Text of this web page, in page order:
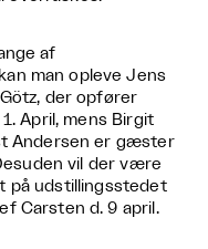
af
man opleve Jens
der opfører
April, mens Birgit
Andersen er gæster
vil der være
på udstillingsstedet
Carsten d. 9 april.